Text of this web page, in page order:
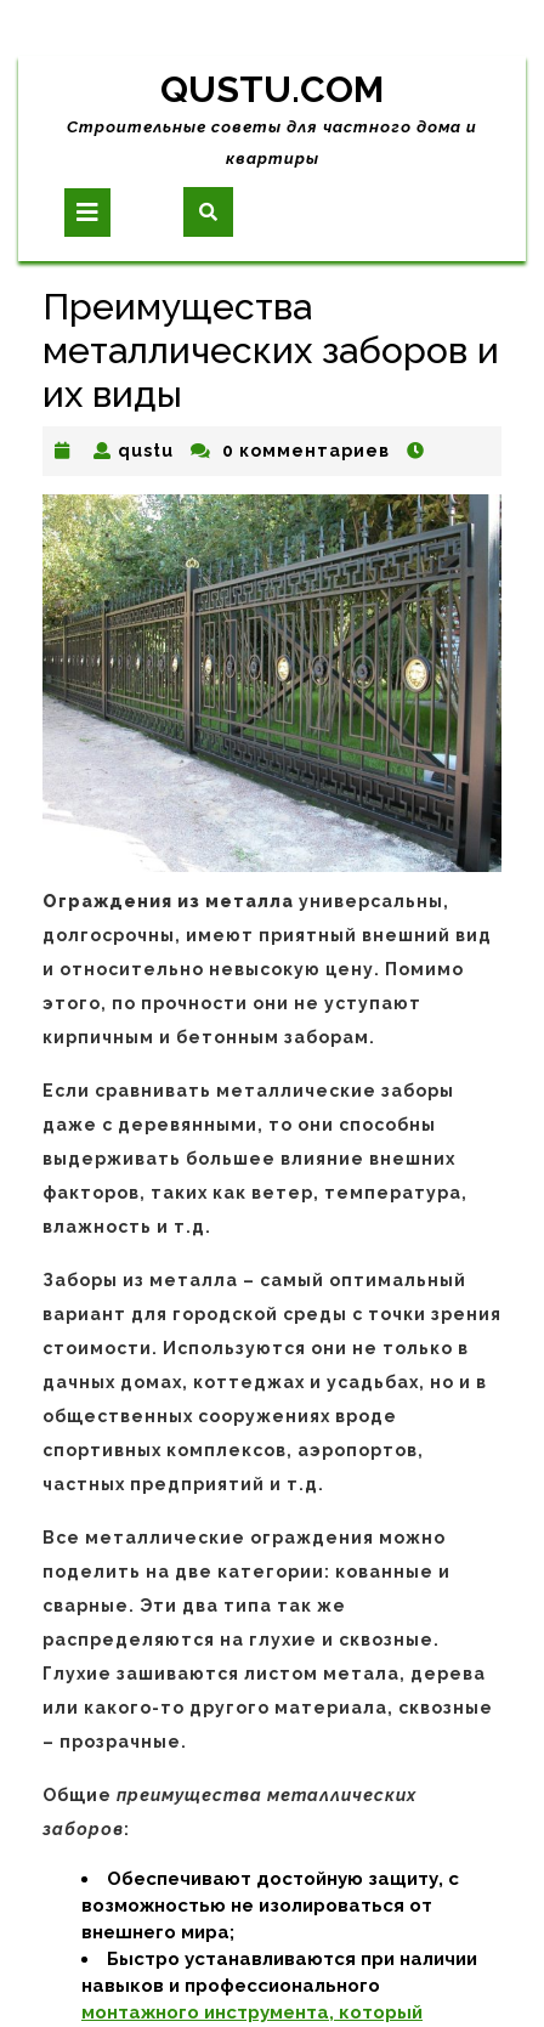
Skip
content
QUSTU.COM
Строительные советы для частного дома и
квартиры
Open
Button
Преимущества
металлических заборов и
их виды
qustu qustu0 комментариев
Ограждения из металла универсальны,
долгосрочны, имеют приятный внешний вид
и относительно невысокую цену. Помимо
этого, по прочности они не уступают
кирпичным и бетонным заборам.
Если сравнивать металлические заборы
даже с деревянными, то они способны
выдерживать большее влияние внешних
факторов, таких как ветер, температура,
влажность и т.д.
Заборы из металла – самый оптимальный
вариант для городской среды с точки зрения
стоимости. Используются они не только в
дачных домах, коттеджах и усадьбах, но и в
общественных сооружениях вроде
спортивных комплексов, аэропортов,
частных предприятий и т.д.
Все металлические ограждения можно
поделить на две категории: кованные и
сварные. Эти два типа так же
распределяются на глухие и сквозные.
Глухие зашиваются листом метала, дерева
или какого-то другого материала, сквозные
– прозрачные.
Общие преимущества металлических
заборов:
Обеспечивают достойную защиту, с
возможностью не изолироваться от
внешнего мира;
Быстро устанавливаются при наличии
навыков и профессионального
монтажного инструмента, который